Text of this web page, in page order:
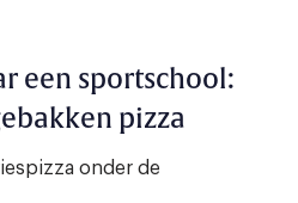
een sportschool:
pizza
onder de